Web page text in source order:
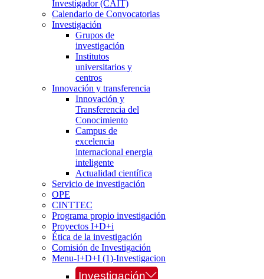
Investigador (CAIT)
Calendario de Convocatorias
Investigación
Grupos de
investigación
Institutos
universitarios y
centros
Innovación y transferencia
Innovación y
Transferencia del
Conocimiento
Campus de
excelencia
internacional energia
inteligente
Actualidad científica
Servicio de investigación
OPE
CINTTEC
Programa propio investigación
Proyectos I+D+i
Ética de la investigación
Comisión de Investigación
Menu-I+D+I (1)-Investigacion
Investigación